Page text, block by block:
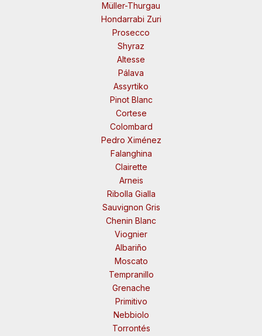
Müller-Thurgau
Hondarrabi Zuri
Prosecco
Shyraz
Altesse
Pálava
Assyrtiko
Pinot Blanc
Cortese
Colombard
Pedro Ximénez
Falanghina
Clairette
Arneis
Ribolla Gialla
Sauvignon Gris
Chenin Blanc
Viognier
Albariño
Moscato
Tempranillo
Grenache
Primitivo
Nebbiolo
Torrontés